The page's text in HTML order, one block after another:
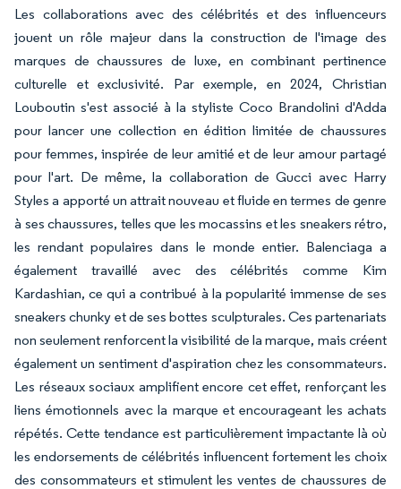
Les collaborations avec des célébrités et des influenceurs
jouent un rôle majeur dans la construction de l'image des
marques de chaussures de luxe, en combinant pertinence
culturelle et exclusivité. Par exemple, en 2024, Christian
Louboutin s'est associé à la styliste Coco Brandolini d'Adda
pour lancer une collection en édition limitée de chaussures
pour femmes, inspirée de leur amitié et de leur amour partagé
pour l'art. De même, la collaboration de Gucci avec Harry
Styles a apporté un attrait nouveau et fluide en termes de genre
à ses chaussures, telles que les mocassins et les sneakers rétro,
les rendant populaires dans le monde entier. Balenciaga a
également travaillé avec des célébrités comme Kim
Kardashian, ce qui a contribué à la popularité immense de ses
sneakers chunky et de ses bottes sculpturales. Ces partenariats
non seulement renforcent la visibilité de la marque, mais créent
également un sentiment d'aspiration chez les consommateurs.
Les réseaux sociaux amplifient encore cet effet, renforçant les
liens émotionnels avec la marque et encourageant les achats
répétés. Cette tendance est particulièrement impactante là où
les endorsements de célébrités influencent fortement les choix
des consommateurs et stimulent les ventes de chaussures de